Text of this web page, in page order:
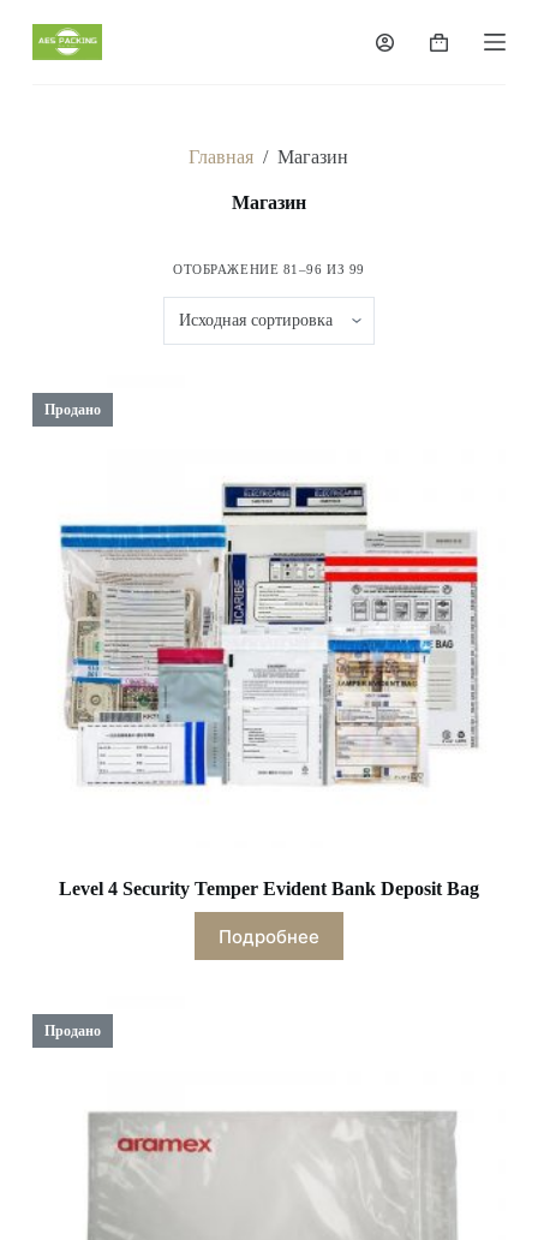
П
р
Корзина
Главная / Магазин
Магазин
ОТОБРАЖЕНИЕ 81–96 ИЗ 99
Продано
Level 4 Security Temper Evident Bank Deposit Bag
Подробнее
Продано